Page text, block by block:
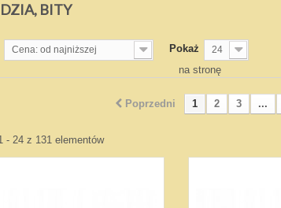
BITY
Cena: od najniższej Pokaż 24
na stronę
Poprzedni 1 2 3 ...
- 24 z 131 elementów